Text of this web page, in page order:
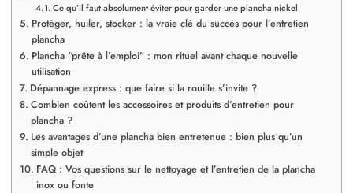
Ce qu’il faut absolument éviter pour garder une plancha nickel
Protéger, huiler, stocker : la vraie clé du succès pour l’entretien
plancha
Plancha “prête à l’emploi” : mon rituel avant chaque nouvelle
utilisation
Dépannage express : que faire si la rouille s’invite ?
Combien coûtent les accessoires et produits d’entretien pour
plancha ?
Les avantages d’une plancha bien entretenue : bien plus qu’un
simple objet
FAQ : Vos questions sur le nettoyage et l’entretien de la plancha
inox ou fonte